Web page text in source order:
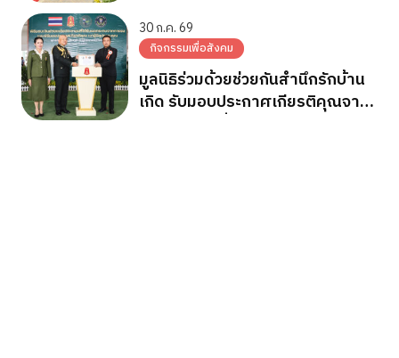
พระบาทสมเด็จพระเจ้าอยู่หัว
30 ก.ค. 69
กิจกรรมเพื่อสังคม
มูลนิธิร่วมด้วยช่วยกันสำนึกรักบ้าน
เกิด รับมอบประกาศเกียรติคุณจาก